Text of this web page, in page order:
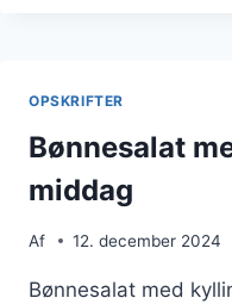
OPSKRIFTER
Bønnesalat
middag
Af 12. december 2024
Bønnesalat med